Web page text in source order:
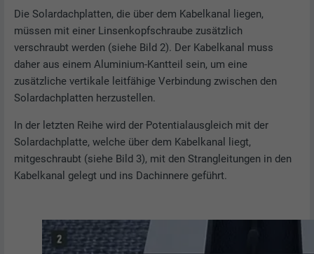
Die Solardachplatten, die über dem Kabelkanal liegen,
müssen mit einer Linsenkopfschraube zusätzlich
verschraubt werden (siehe Bild 2). Der Kabelkanal muss
daher aus einem Aluminium-Kantteil sein, um eine
zusätzliche vertikale leitfähige Verbindung zwischen den
Solardachplatten herzustellen.
In der letzten Reihe wird der Potentialausgleich mit der
Solardachplatte, welche über dem Kabelkanal liegt,
mitgeschraubt (siehe Bild 3), mit den Strangleitungen in den
Kabelkanal gelegt und ins Dachinnere geführt.